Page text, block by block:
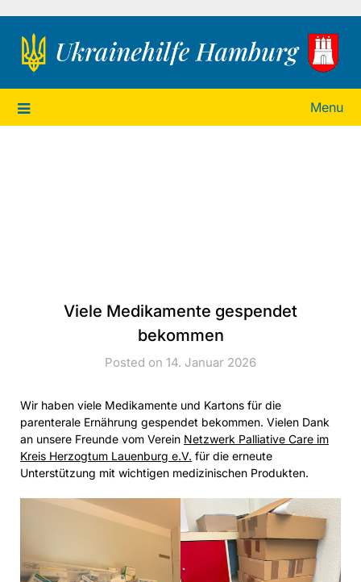
Ukrainehilfe Hamburg
Menu
Viele Medikamente gespendet
bekommen
Posted on 14. Januar 2026
Wir haben viele Medikamente und Kartons für die
parenterale Ernährung gespendet bekommen. Vielen Dank
an unsere Freunde vom Verein Netzwerk Palliative Care im
Kreis Herzogtum Lauenburg e.V. für die erneute
Unterstützung mit wichtigen medizinischen Produkten.